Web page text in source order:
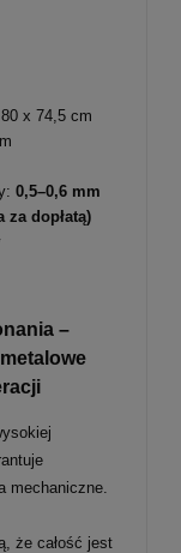
x 74,5 cm
0,5–0,6 mm
za dopłatą)
–
mechaniczne.
że całość jest